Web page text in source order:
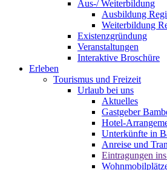
Aus-/ Weiterbildung
Ausbildung
Weiterbildung
Existenzgründung
Veranstaltungen
Interaktive Broschüre
Erleben
Tourismus und Freizeit
Urlaub bei uns
Aktuelles
Gastgeber
Hotel-
Unterkünfte in
Anreise und
Eintragungen